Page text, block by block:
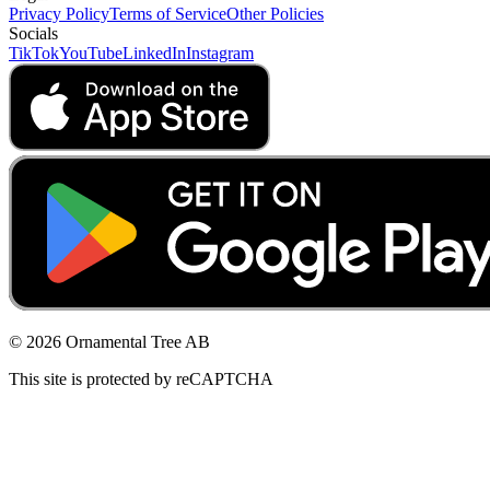
Privacy PolicyTerms of ServiceOther Policies
Socials
TikTokYouTubeLinkedInInstagram
© 2026 Ornamental Tree AB
This site is protected by reCAPTCHA